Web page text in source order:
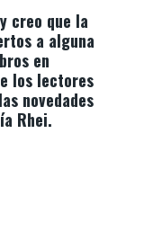
creo que la
a alguna
en
los lectores
novedades
Rhei.